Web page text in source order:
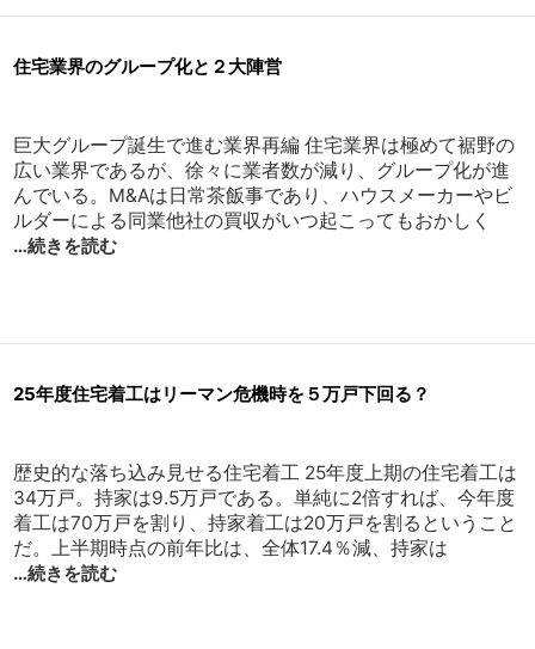
住宅業界のグループ化と２大陣営
巨大グループ誕生で進む業界再編 住宅業界は極めて裾野の
広い業界であるが、徐々に業者数が減り、グループ化が進
んでいる。M&Aは日常茶飯事であり、ハウスメーカーやビ
ルダーによる同業他社の買収がいつ起こってもおかしく
…続きを読む
25年度住宅着工はリーマン危機時を５万戸下回る？
歴史的な落ち込み見せる住宅着工 25年度上期の住宅着工は
34万戸。持家は9.5万戸である。単純に2倍すれば、今年度
着工は70万戸を割り、持家着工は20万戸を割るということ
だ。上半期時点の前年比は、全体17.4％減、持家は
…続きを読む